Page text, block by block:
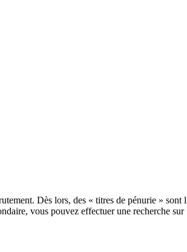
Dès lors, des « titres de pénurie »
vous pouvez effectuer une recherche sur